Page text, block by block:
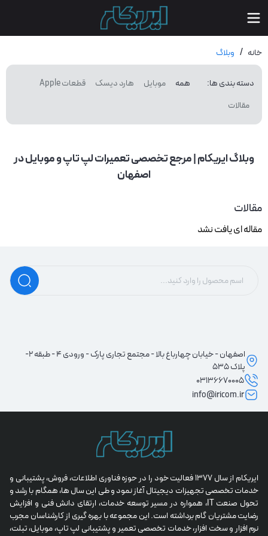
خانه / وبلاگ
دسته بندی ها: همه موبایل هارد دیسک
قطعات Apple
مقالات
وبلاگ ایریکام | مرجع تخصصی تعمیرات لپ تاپ و موبایل در
اصفهان
مقالات
مقاله ای یافت نشد
اصفهان - خیابان چهارباغ بالا - مجتمع تجاری پارک - ورودی 4 - طبقه 2-
پلاک 535
03136670005
info@iricom.ir